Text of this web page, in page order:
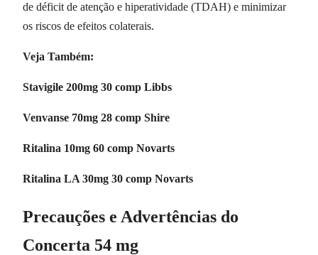
de déficit de atenção e hiperatividade (TDAH) e minimizar
os riscos de efeitos colaterais.
Veja Também:
Stavigile 200mg 30 comp Libbs
Venvanse 70mg 28 comp Shire
Ritalina 10mg 60 comp Novarts
Ritalina LA 30mg 30 comp Novarts
Precauções e Advertências do
Concerta 54 mg